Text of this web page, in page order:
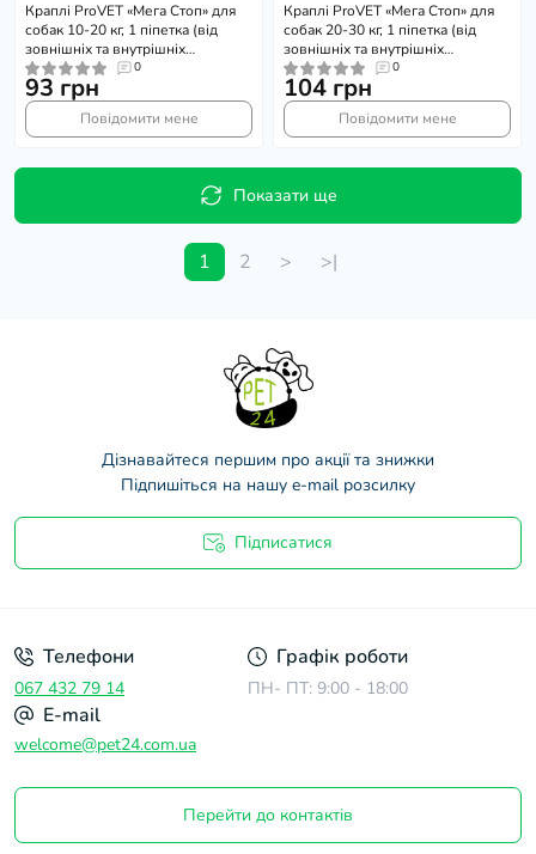
Краплі ProVET «Мега Стоп» для
собак 10-20 кг, 1 піпетка (від
зовнішніх та внутрішніх
паразитів)
0
93 грн
Повідомити мене
Краплі ProVET «Мега Стоп» для
собак 20-30 кг, 1 піпетка (від
зовнішніх та внутрішніх
паразитів)бак (від зовнішніх та
внутрішніх паразитів)
0
104 грн
Повідомити мене
Показати ще
1 2 > >|
Дізнавайтеся першим про акції та знижки
Підпишіться на нашу e-mail розсилку
Підписатися
Телефони
067 432 79 14
Графік роботи
ПН- ПТ: 9:00 - 18:00
E-mail
welcome@pet24.com.ua
Перейти до контактів